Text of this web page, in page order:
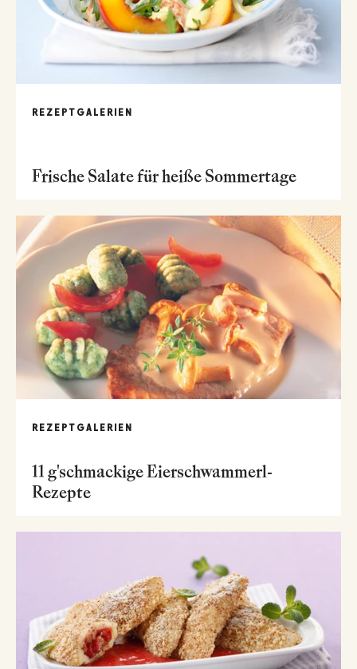
REZEPTGALERIEN
Frische Salate für heiße Sommertage
REZEPTGALERIEN
11 g'schmackige Eierschwammerl-
Rezepte